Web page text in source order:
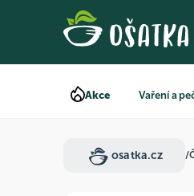
Akce Vaření a
osatka.cz /